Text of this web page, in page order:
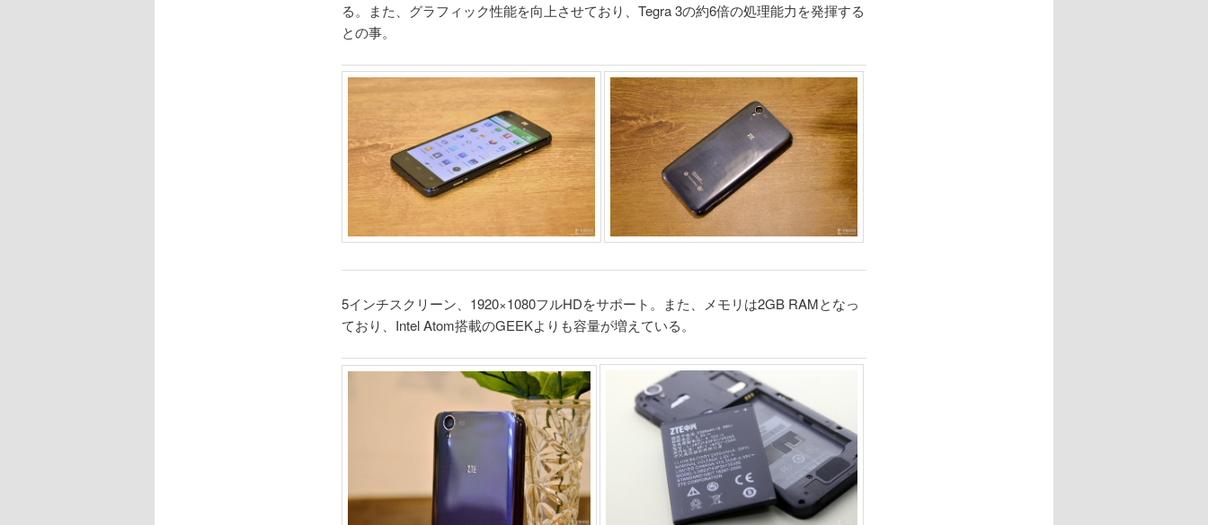
る。また、グラフィック性能を向上させており、Tegra 3の約6倍の処理能力を発揮する
との事。
5インチスクリーン、1920×1080フルHDをサポート。また、メモリは2GB RAMとなっ
ており、Intel Atom搭載のGEEKよりも容量が増えている。